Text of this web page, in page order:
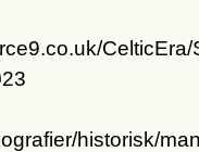
historisk/